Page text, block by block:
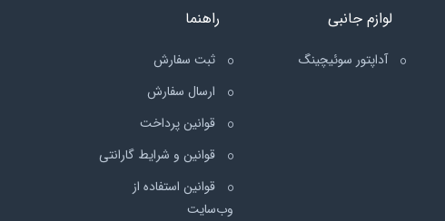
لوازم جانبی
آداپتور سوئیچینگ
راهنما
ثبت سفارش
ارسال سفارش
قوانین پرداخت
قوانین و شرایط گارانتی
قوانین استفاده از
وب‌سایت